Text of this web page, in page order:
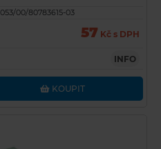
00/80783615-03
57 Kč s DPH
INFO
KOUPIT